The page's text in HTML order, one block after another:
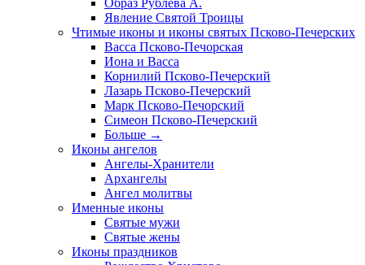
Образ Рублёва А.
Явление Святой Троицы
Чтимые иконы и иконы святых Псково-Печерских
Васса Псково-Печорская
Иона и Васса
Корнилий Псково-Печерский
Лазарь Псково-Печерский
Марк Псково-Печорский
Симеон Псково-Печерский
Больше →
Иконы ангелов
Ангелы-Хранители
Архангелы
Ангел молитвы
Именные иконы
Святые мужи
Святые жены
Иконы праздников